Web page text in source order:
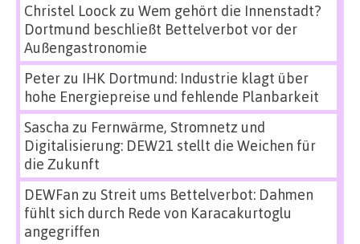
Christel Loock zu Wem gehört die Innenstadt?
Dortmund beschließt Bettelverbot vor der
Außengastronomie
Peterzu IHK Dortmund: Industrie klagt über
hohe Energiepreise und fehlende Planbarkeit
Sascha zu Fernwärme, Stromnetz und
Digitalisierung: DEW21 stellt die Weichen für
die Zukunft
DEWFan zu Streit ums Bettelverbot: Dahmen
fühlt sich durch Rede von Karacakurtoglu
angegriffen